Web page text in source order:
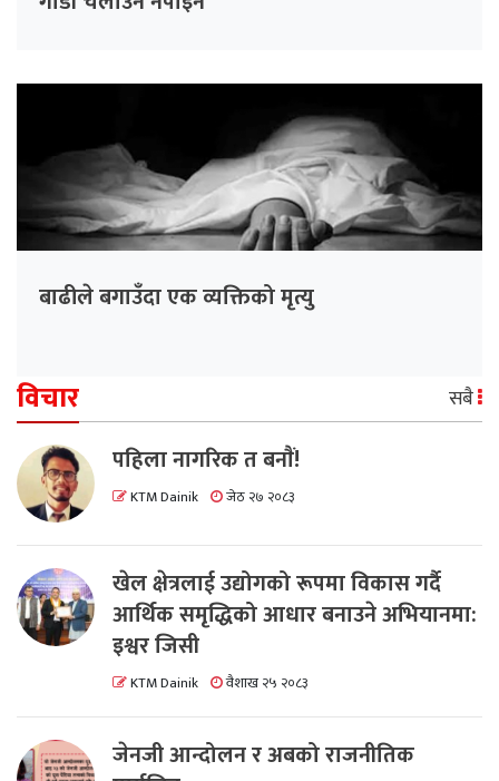
बाढीले बगाउँदा एक व्यक्तिको मृत्यु
विचार सबै
पहिला नागरिक त बनाैं!
KTM Dainik जेठ २७ २०८३
खेल क्षेत्रलाई उद्योगको रूपमा विकास गर्दै
आर्थिक समृद्धिको आधार बनाउने अभियानमा:
इश्वर जिसी
KTM Dainik वैशाख २५ २०८३
जेनजी आन्दोलन र अबको राजनीतिक